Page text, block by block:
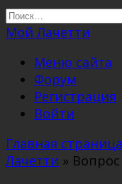
Перейти
к
Search
for:
Мой Лачетти
Меню сайта
Форум
Регистрация
Войти
Главная страница
Лачетти »